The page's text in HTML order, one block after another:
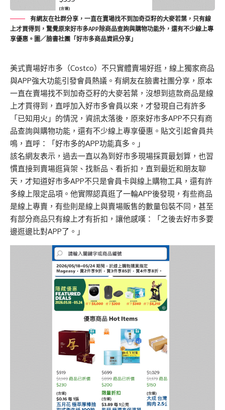
有網友在社群分享，一直在賣場找不到加奇亞籽的大麥若葉，只有線
上才買得到，驚覺原來好市多APP除商品查詢與購物功能外，還有不少線上專
享優惠。圖／臉書社團「好市多商品資訊分享」
美式賣場好市多（Costco）不只實體賣場好逛，線上獨家商品
與APP強大功能引發會員熱議。有網友在臉書社團分享，原本
一直在賣場找不到加奇亞籽的大麥若葉，沒想到這款商品是線
上才買得到，直呼加入好市多會員以來，才發現自己有許多
「已知用火」的情況，資訊太落後，原來好市多APP不只有商
品查詢與購物功能，還有不少線上專享優惠。貼文引起會員共
鳴，直呼：「好市多的APP功能真多。」
該名網友表示，過去一直以為到好市多現場採買最划算，也習
慣直接到賣場逛貨架、找新品、看折扣，直到最近和朋友聊
天，才知道好市多APP不只是會員卡與線上購物工具，還有許
多線上限定品項。他實際認真逛了一輪APP後發現，有些商品
是線上專賣，有些則是線上與賣場販售的數量包裝不同，甚至
有部分商品只有線上才有折扣，讓他感嘆：「之後去好市多要
邊逛邊比對APP了。」